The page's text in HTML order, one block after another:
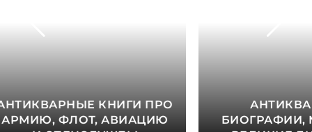
КНИГИ ПРО
АРМИЮ, ФЛОТ, АВИАЦИЮ
БИОГРАФИИ,
Обрез
Пол и возраст